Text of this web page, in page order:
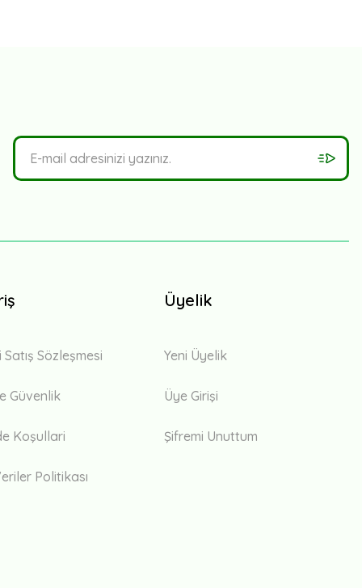
Sözleşmesi
Güvenlik
Koşullari
Politikası
Üyelik
Yeni Üyelik
Üye Girişi
Şifremi Unuttum